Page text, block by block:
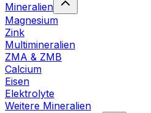
Mineralien
Magnesium
Zink
Multimineralien
ZMA & ZMB
Calcium
Eisen
Elektrolyte
Weitere Mineralien